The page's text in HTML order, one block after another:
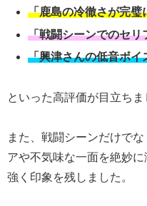
「鹿島の冷徹さが完璧
「戦闘シーンでのセリ
「興津さんの低音ボイ
といった高評価が目立ちま
また、戦闘シーンだけで
アや不気味な一面を絶妙
強く印象を残しました。